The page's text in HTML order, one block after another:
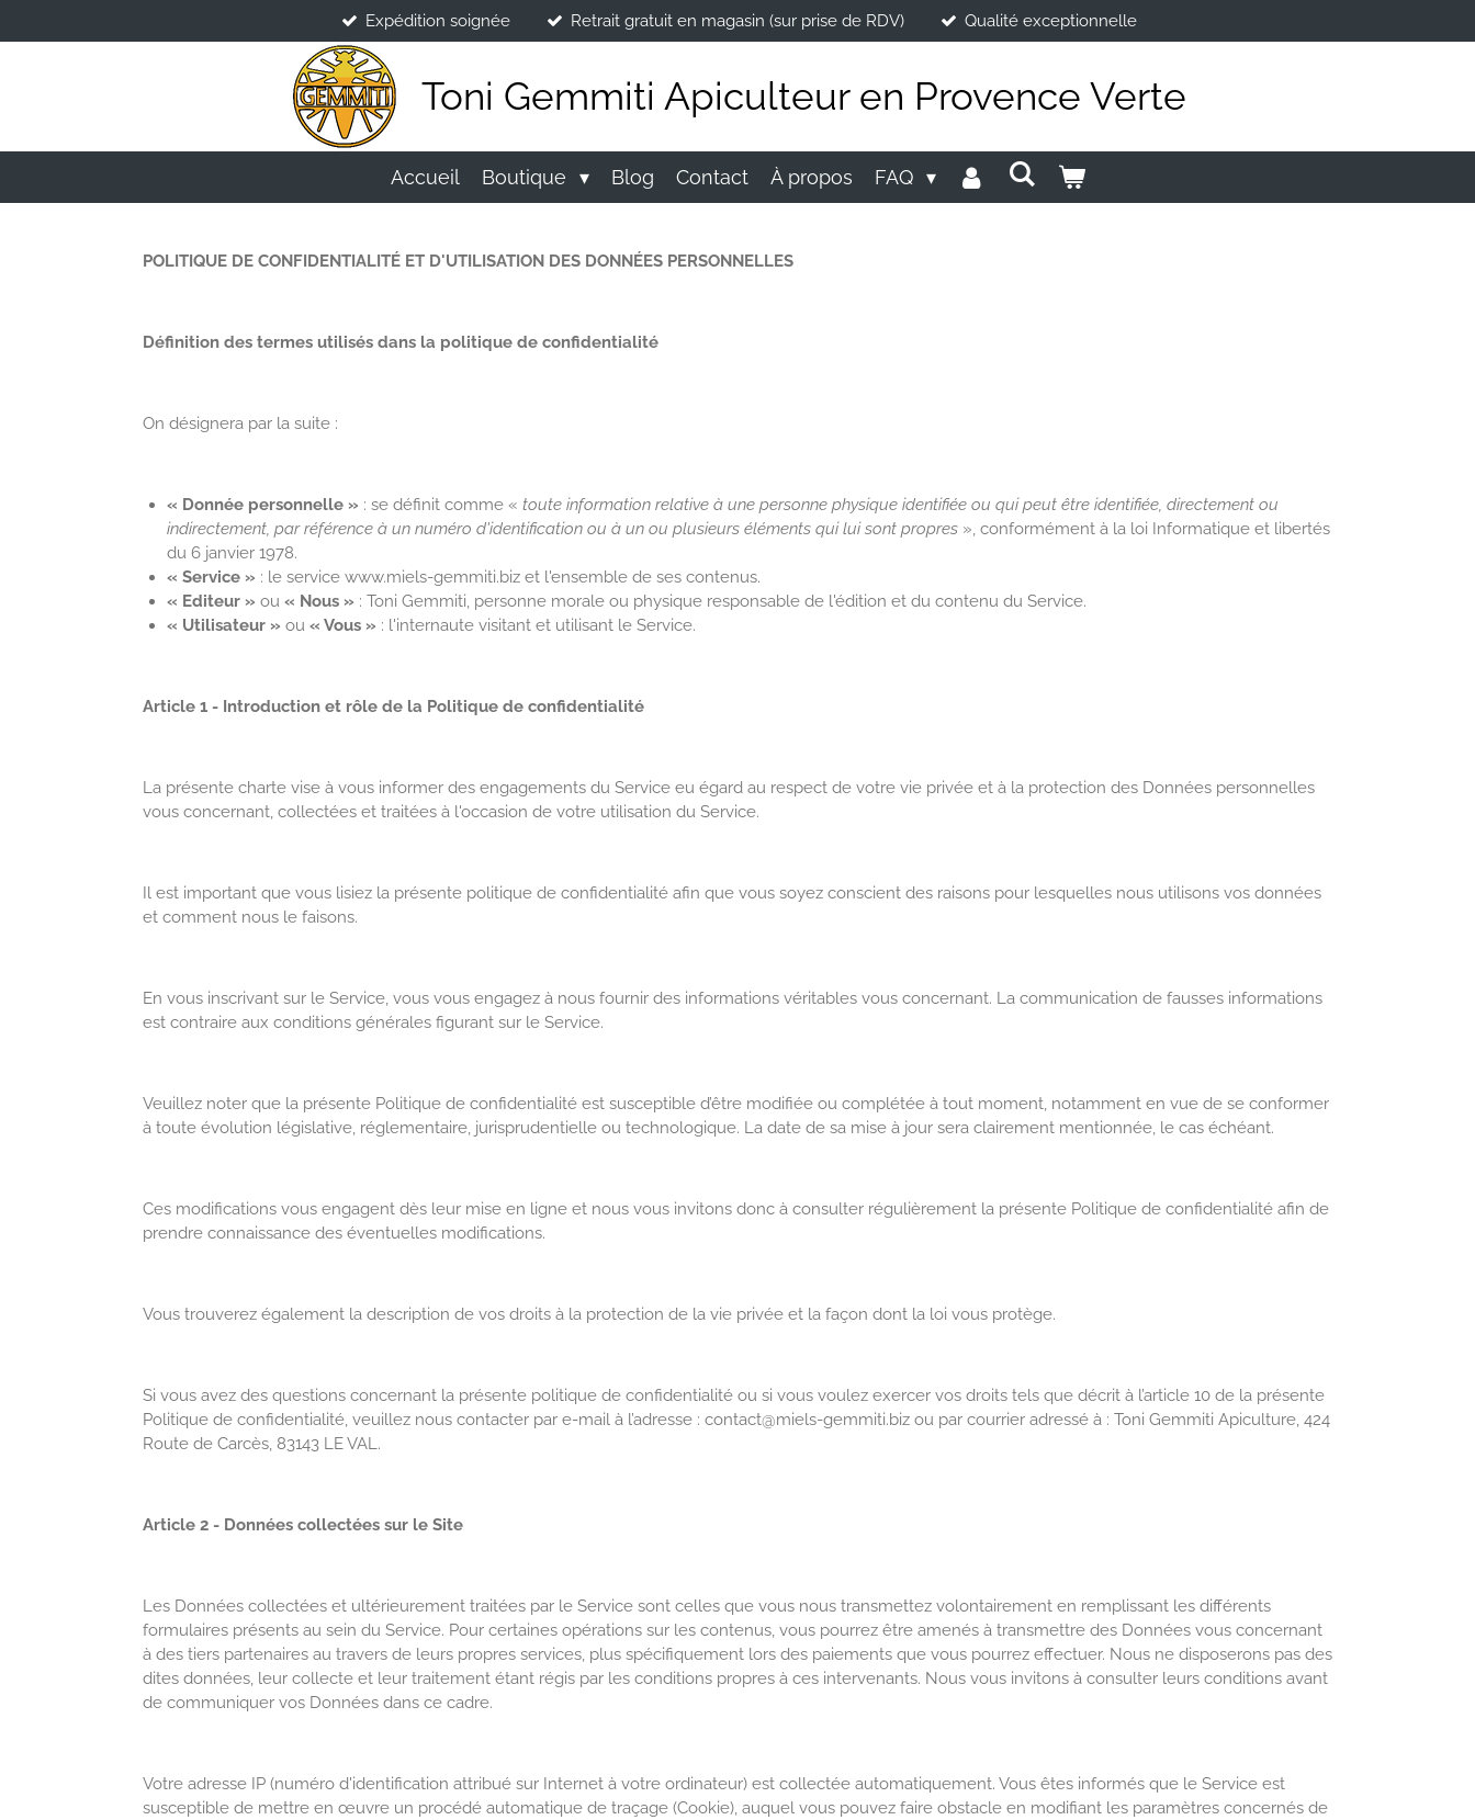
au
Expédition soignée Retrait gratuit en magasin (sur prise de RDV) Qualité exceptionnelle
Toni Gemmiti Apiculteur en Provence Verte
Accueil Boutique Blog Contact À propos FAQ
POLITIQUE DE CONFIDENTIALITÉ ET D'UTILISATION DES DONNÉES PERSONNELLES
Définition des termes utilisés dans la politique de confidentialité
On désignera par la suite :
« Donnée personnelle » : se définit comme « toute information relative à une personne physique identifiée ou qui peut être identifiée, directement ou
indirectement, par référence à un numéro d'identification ou à un ou plusieurs éléments qui lui sont propres », conformément à la loi Informatique et libertés
du 6 janvier 1978.
« Service » : le service www.miels-gemmiti.biz et l'ensemble de ses contenus.
« Editeur » ou « Nous » : Toni Gemmiti, personne morale ou physique responsable de l'édition et du contenu du Service.
« Utilisateur » ou « Vous » : l'internaute visitant et utilisant le Service.
Article 1 - Introduction et rôle de la Politique de confidentialité
La présente charte vise à vous informer des engagements du Service eu égard au respect de votre vie privée et à la protection des Données personnelles
vous concernant, collectées et traitées à l'occasion de votre utilisation du Service.
Il est important que vous lisiez la présente politique de confidentialité afin que vous soyez conscient des raisons pour lesquelles nous utilisons vos données
et comment nous le faisons.
En vous inscrivant sur le Service, vous vous engagez à nous fournir des informations véritables vous concernant. La communication de fausses informations
est contraire aux conditions générales figurant sur le Service.
Veuillez noter que la présente Politique de confidentialité est susceptible d’être modifiée ou complétée à tout moment, notamment en vue de se conformer
à toute évolution législative, réglementaire, jurisprudentielle ou technologique. La date de sa mise à jour sera clairement mentionnée, le cas échéant.
Ces modifications vous engagent dès leur mise en ligne et nous vous invitons donc à consulter régulièrement la présente Politique de confidentialité afin de
prendre connaissance des éventuelles modifications.
Vous trouverez également la description de vos droits à la protection de la vie privée et la façon dont la loi vous protège.
Si vous avez des questions concernant la présente politique de confidentialité ou si vous voulez exercer vos droits tels que décrit à l’article 10 de la présente
Politique de confidentialité, veuillez nous contacter par e-mail à l’adresse : contact@miels-gemmiti.biz ou par courrier adressé à : Toni Gemmiti Apiculture, 424
Route de Carcès, 83143 LE VAL.
Article 2 - Données collectées sur le Site
Les Données collectées et ultérieurement traitées par le Service sont celles que vous nous transmettez volontairement en remplissant les différents
formulaires présents au sein du Service. Pour certaines opérations sur les contenus, vous pourrez être amenés à transmettre des Données vous concernant
à des tiers partenaires au travers de leurs propres services, plus spécifiquement lors des paiements que vous pourrez effectuer. Nous ne disposerons pas des
dites données, leur collecte et leur traitement étant régis par les conditions propres à ces intervenants. Nous vous invitons à consulter leurs conditions avant
de communiquer vos Données dans ce cadre.
Votre adresse IP (numéro d'identification attribué sur Internet à votre ordinateur) est collectée automatiquement. Vous êtes informés que le Service est
susceptible de mettre en œuvre un procédé automatique de traçage (Cookie), auquel vous pouvez faire obstacle en modifiant les paramètres concernés de